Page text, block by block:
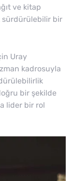
ve kitap
sürdürülebilir bir
Uray
kadrosuyla
bir şekilde
lider bir rol